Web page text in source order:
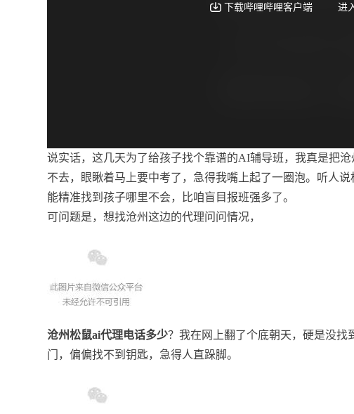
说实话，这几天为了给孩子找个靠谱的AI辅导班，我真是把
不去，眼瞅着马上要中考了，急得我嘴上起了一圈泡。听人
能精准找到孩子哪里不会，比咱盲目报班强多了。
可问题是，想找沧州这边的代理问问情况，
沧州松鼠ai代理电话多少？我在网上翻了个底朝天，硬是没找
门，偏偏找不到钥匙，急得人直跺脚。